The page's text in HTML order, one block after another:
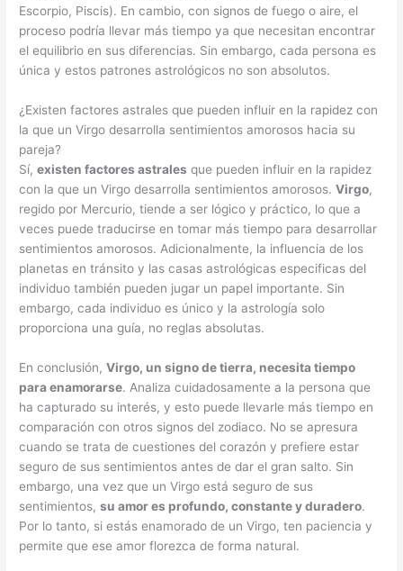
Escorpio, Piscis). En cambio, con signos de fuego o aire, el
proceso podría llevar más tiempo ya que necesitan encontrar
el equilibrio en sus diferencias. Sin embargo, cada persona es
única y estos patrones astrológicos no son absolutos.
¿Existen factores astrales que pueden influir en la rapidez con
la que un Virgo desarrolla sentimientos amorosos hacia su
pareja?
Sí,existen factores astrales que pueden influir en la rapidez
con la que un Virgo desarrolla sentimientos amorosos.Virgo,
regido por Mercurio, tiende a ser lógico y práctico, lo que a
veces puede traducirse en tomar más tiempo para desarrollar
sentimientos amorosos. Adicionalmente, la influencia de los
planetas en tránsito y las casas astrológicas especificas del
individuo también pueden jugar un papel importante. Sin
embargo, cada individuo es único y la astrología solo
proporciona una guía, no reglas absolutas.
En conclusión,Virgo, un signo de tierra, necesita tiempo
para enamorarse. Analiza cuidadosamente a la persona que
ha capturado su interés, y esto puede llevarle más tiempo en
comparación con otros signos del zodiaco. No se apresura
cuando se trata de cuestiones del corazón y prefiere estar
seguro de sus sentimientos antes de dar el gran salto. Sin
embargo, una vez que un Virgo está seguro de sus
sentimientos,su amor es profundo, constante y duradero.
Por lo tanto, si estás enamorado de un Virgo, ten paciencia y
permite que ese amor florezca de forma natural.